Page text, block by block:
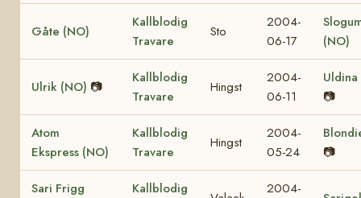
Gåte (NO)
Kallblodig
Travare
Sto
2004-
06-17
(NO)
Ulrik (NO) 📷
Kallblodig
Travare
Hingst
2004-
06-11
📷
Atom
Ekspress (NO)
Kallblodig
Travare
Hingst
2004-
05-24
📷
Sari Frigg
Kallblodig
2004-